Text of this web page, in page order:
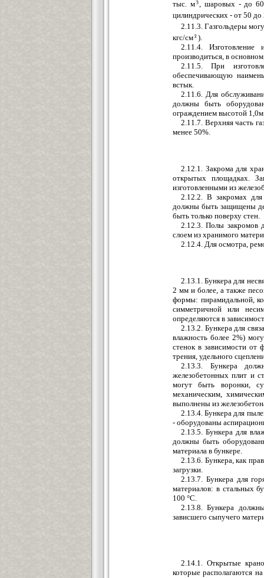
тыс. м , шаровых - до
цилиндрических - от 50
2.11.3. Газгольдеры
кгс/см ).
2.11.4.
производиться, в
2.11.5. При
обеспечивающую
встык.
2.11.6. Для
должны быть
ограждением высотой
2.11.7. Верхняя часть
менее 50%.
2.12.1. Закрома для
открытых площадках.
изготовленными из
2.12.2. В закромах
должны быть защищены
быть только поверху стен.
2.12.3. Полы закромов
слоем из хранимого
2.12.4. Для осмотра,
2.13.1. Бункера для
2 мм и более, а также
формы: пирамидальной,
симметричной или
определяются в
2.13.2. Бункера для
влажность более 2%)
стенок в зависимости от
трения, удельного
2.13.3. Бункера
железобетонных плит и
могут быть воронки,
механическим,
выполнены из
2.13.4. Бункера для
- оборудованы
2.13.5. Бункера для
должны быть
материала в бункере.
2.13.6. Бункера, как
загрузки.
2.13.7. Бункера для
материалов: в стальных
100 °С.
2.13.8. Бункера
зависшего сыпучего
2.14.1. Открытые
которые располагаются